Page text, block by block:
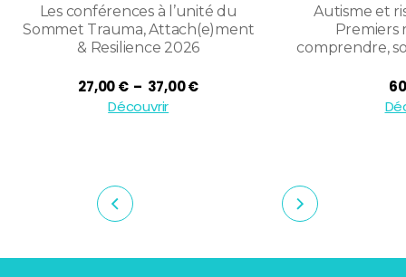
Les conférences à l’unité du
Sommet Trauma, Attach(e)ment
& Resilience 2026
27,00€ – 37,00€Plage
Découvrir
Autisme et
Premiers
comprendre,